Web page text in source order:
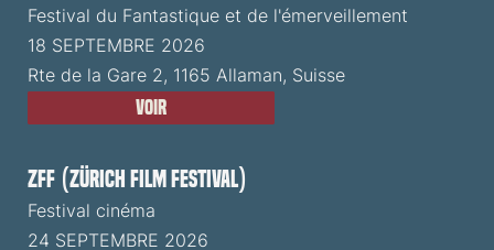
Festival du Fantastique et de l'émerveillement
18 SEPTEMBRE 2026
Rte de la Gare 2, 1165 Allaman, Suisse
Voir
ZFF (Zürich Film Festival)
Festival cinéma
24 SEPTEMBRE 2026